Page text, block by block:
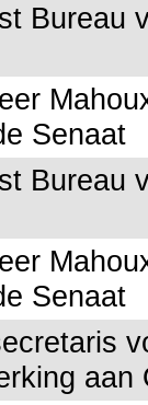
Bureau
Senaat
Bureau
Senaat
aan